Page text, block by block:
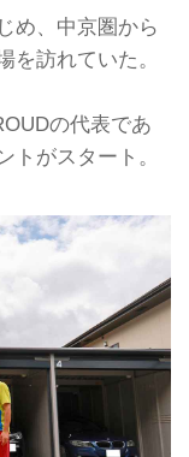
め、中京圏から
を訪れていた。
の代表であ
トがスタート。